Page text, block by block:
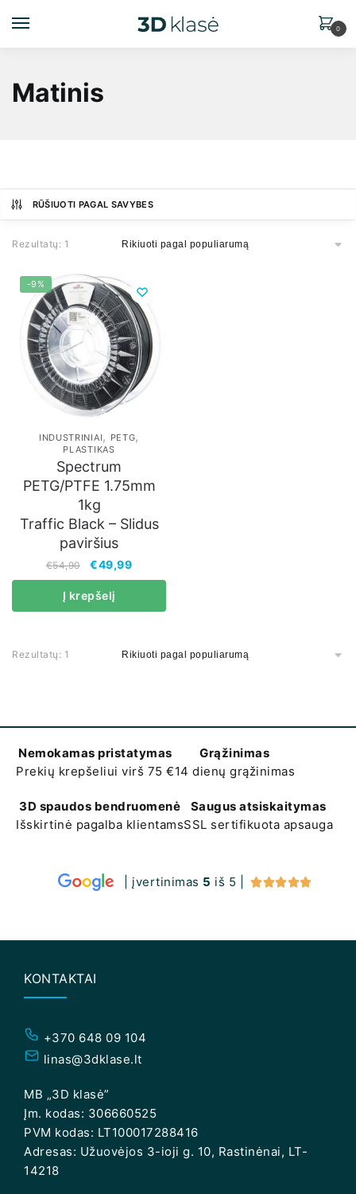
0
Matinis
RŪŠIUOTI PAGAL SAVYBES
Rezultatų: 1
-9%
INDUSTRINIAI , PETG,
PLASTIKAS
Spectrum
PETG/PTFE 1.75mm
1kg
Traffic Black – Slidus
paviršius
€54,90 €49,99
Į krepšelį
Rezultatų: 1
Nemokamas pristatymas
Prekių krepšeliui virš 75 €
Grąžinimas
14 dienų grąžinimas
3D spaudos bendruomenė
Išskirtinė pagalba klientams
Saugus atsiskaitymas
SSL sertifikuota apsauga
| įvertinimas 5 iš 5 | 
KONTAKTAI
+370 648 09 104
linas@3dklase.lt
MB „3D klasė”
Įm. kodas: 306660525
PVM kodas: LT100017288416
Adresas: Užuovėjos 3-ioji g. 10, Rastinėnai, LT-
14218